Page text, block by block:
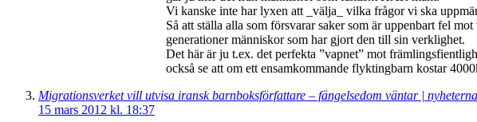
Vi kanske inte har lyxen att _välja_ vilka frågor vi ska
Så att ställa alla som försvarar saker som är uppenbart fel
generationer människor som har gjort den till sin verklighet.
Det här är ju t.ex. det perfekta ”vapnet” mot
också se att om ett ensamkommande flyktingbarn kostar
Migrationsverket vill utvisa iransk barnboksförfattare – fängelsedom väntar |
15 mars 2012 kl. 18:37